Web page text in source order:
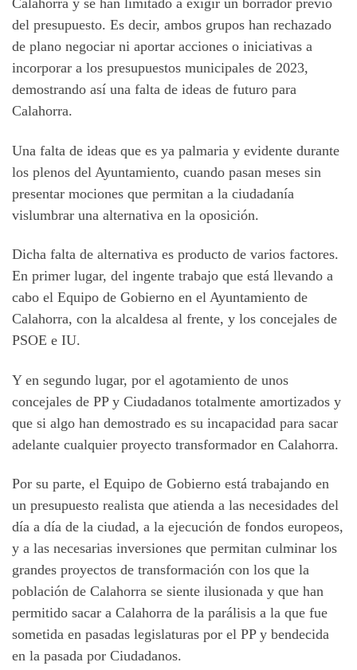
Calahorra y se han limitado a exigir un borrador previo
del presupuesto. Es decir, ambos grupos han rechazado
de plano negociar ni aportar acciones o iniciativas a
incorporar a los presupuestos municipales de 2023,
demostrando así una falta de ideas de futuro para
Calahorra.
Una falta de ideas que es ya palmaria y evidente durante
los plenos del Ayuntamiento, cuando pasan meses sin
presentar mociones que permitan a la ciudadanía
vislumbrar una alternativa en la oposición.
Dicha falta de alternativa es producto de varios factores.
En primer lugar, del ingente trabajo que está llevando a
cabo el Equipo de Gobierno en el Ayuntamiento de
Calahorra, con la alcaldesa al frente, y los concejales de
PSOE e IU.
Y en segundo lugar, por el agotamiento de unos
concejales de PP y Ciudadanos totalmente amortizados y
que si algo han demostrado es su incapacidad para sacar
adelante cualquier proyecto transformador en Calahorra.
Por su parte, el Equipo de Gobierno está trabajando en
un presupuesto realista que atienda a las necesidades del
día a día de la ciudad, a la ejecución de fondos europeos,
y a las necesarias inversiones que permitan culminar los
grandes proyectos de transformación con los que la
población de Calahorra se siente ilusionada y que han
permitido sacar a Calahorra de la parálisis a la que fue
sometida en pasadas legislaturas por el PP y bendecida
en la pasada por Ciudadanos.